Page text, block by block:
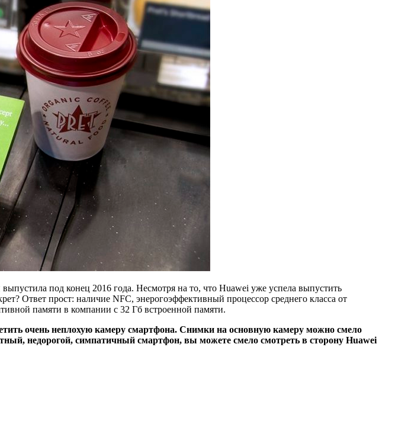
под конец 2016 года. Несмотря на то, что Huawei уже успела выпустить
Ответ прост: наличие NFC, энерогоэффективный процессор среднего класса от
памяти в компании с 32 Гб встроенной памяти.
очень неплохую камеру смартфона. Снимки на основную камеру можно смело
недорогой, симпатичный смартфон, вы можете смело смотреть в сторону Huawei